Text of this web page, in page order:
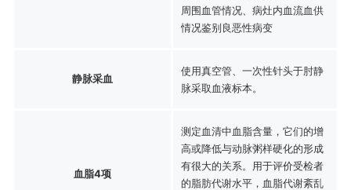
周围血管情况、病灶内血流血供
情况鉴别良恶性病变
静脉采血
使用真空管、一次性针头于肘静
脉采取血液标本。
血脂4项
测定血清中血脂含量，它们的增
高或降低与动脉粥样硬化的形成
有很大的关系。用于评价受检者
的脂肪代谢水平，血脂代谢紊乱